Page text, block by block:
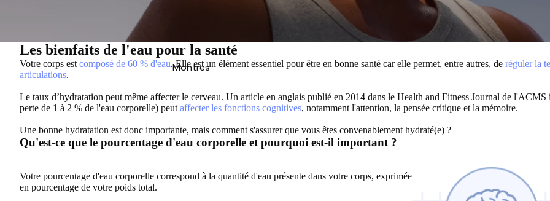
Montres
Les bienfaits de l'eau pour la santé
Votre corps est composé de 60 % d'eau. Elle est un élément essentiel pour être en bonne santé car elle permet, entre autres, de réguler la
articulations.
Le taux d’hydratation peut même affecter le cerveau. Un article en anglais publié en 2014 dans le Health and Fitness Journal de
perte de 1 à 2 % de l'eau corporelle) peut affecter les fonctions cognitives, notamment l'attention, la pensée critique et la mémoire.
Une bonne hydratation est donc importante, mais comment s'assurer que vous êtes convenablement hydraté(e) ?
Qu'est-ce que le pourcentage d'eau corporelle et pourquoi est-il important ?
Votre pourcentage d'eau corporelle correspond à la quantité d'eau présente dans votre corps, exprimée
en pourcentage de votre poids total.